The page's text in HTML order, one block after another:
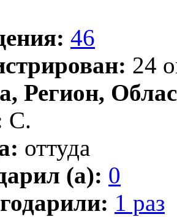
46
24
Регион,
С.
оттуда
(а): 0
1 раз